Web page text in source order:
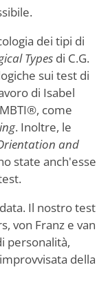
dei tipi di
Typesdi C.G.
sui test di
di Isabel
come
. Inoltre, le
and
state anch'esse
Il nostro test
von Franz e van
personalità,
della